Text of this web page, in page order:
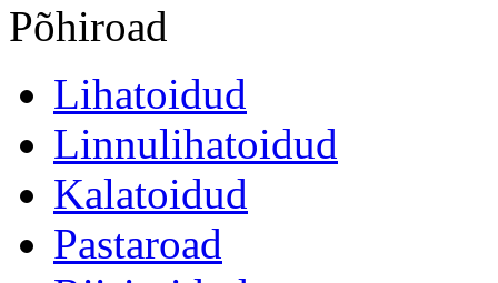
Põhiroad
Lihatoidud
Linnulihatoidud
Kalatoidud
Pastaroad